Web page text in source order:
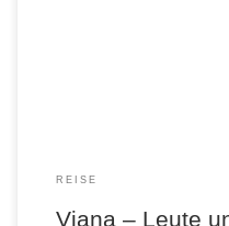
REISE
Viana – Leute